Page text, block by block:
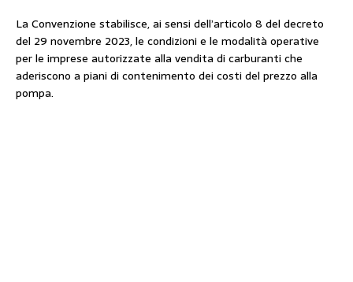
La Convenzione stabilisce, ai sensi dell’articolo 8 del decreto
del 29 novembre 2023, le condizioni e le modalità operative
per le imprese autorizzate alla vendita di carburanti che
aderiscono a piani di contenimento dei costi del prezzo alla
pompa.